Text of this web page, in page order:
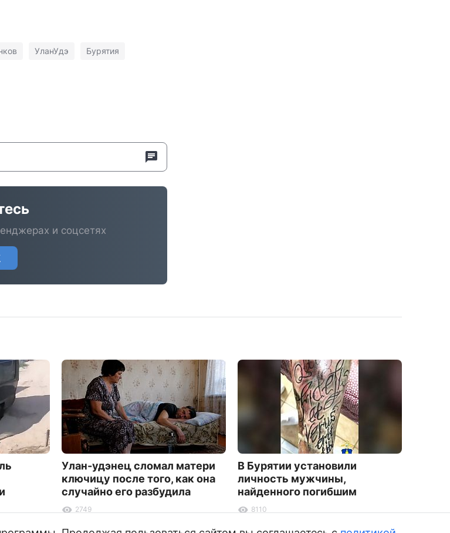
УланУдэ Бурятия
и соцсетях
Улан-удэнец сломал матери
ключицу после того, как она
случайно его разбудила
2749
В Бурятии установили
личность мужчины,
найденного погибшим
8110